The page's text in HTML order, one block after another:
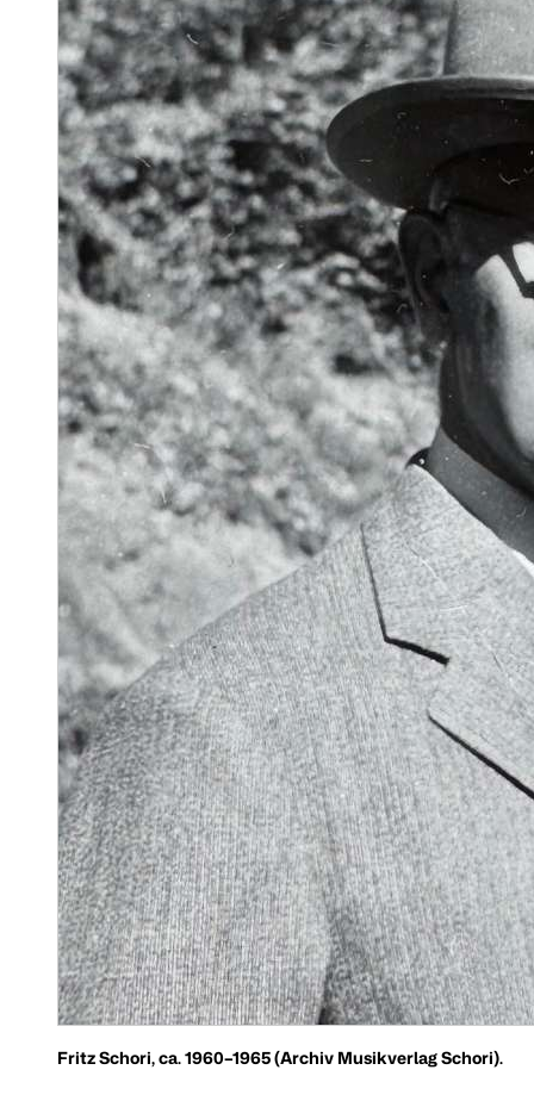
Fritz Schori, ca. 1960–1965 (Archiv Musikverlag Schori).